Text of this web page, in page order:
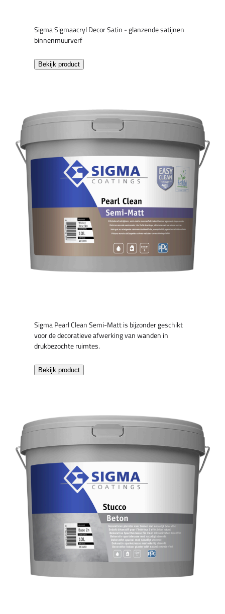
Sigma Sigmaacryl Decor Satin - glanzende satijnen
binnenmuurverf
Bekijk product
Sigma Pearl Clean Semi-Matt is bijzonder geschikt
voor de decoratieve afwerking van wanden in
drukbezochte ruimtes.
Bekijk product